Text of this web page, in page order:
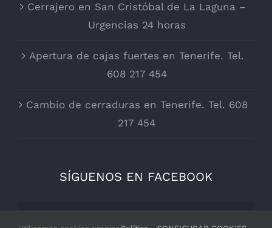
Cerrajero en San Cristóbal de La Laguna –
Urgencias 24 horas
Apertura de cajas fuertes en Tenerife. Tel.
608 217 454
Cambio de cerraduras en Tenerife. Tel. 608
217 454
SÍGUENOS EN FACEBOOK